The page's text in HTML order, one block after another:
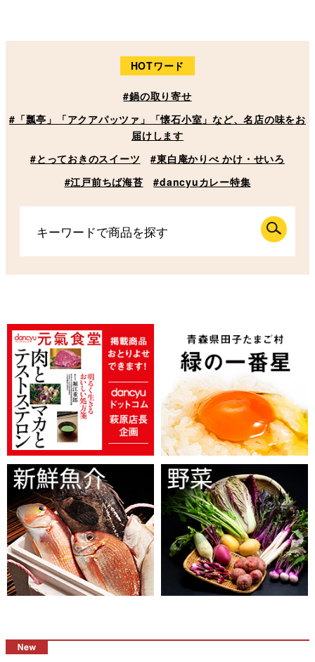
HOTワード
#鍋の取り寄せ
#「瓢亭」「アクアパッツァ」「懐石小室」など、名店の味をお
届けします
#とっておきのスイーツ
#東白庵かりべ かけ・せいろ
#江戸前ちば海苔
#dancyuカレー特集